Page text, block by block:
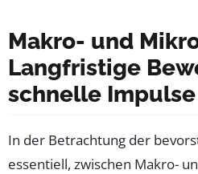
Makro- und
Langfristige
schnelle
In der Betrachtung der
essentiell, zwischen Makro-